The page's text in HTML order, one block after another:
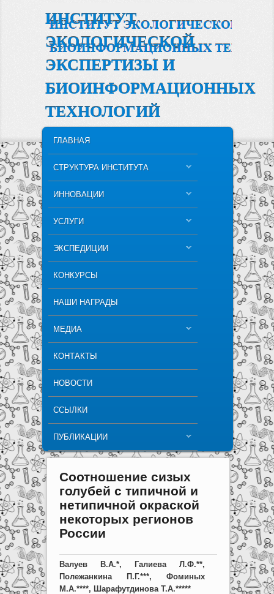
ИНСТИТУТ
ЭКОЛОГИЧЕСКОЙ
ЭКСПЕРТИЗЫ И
БИОИНФОРМАЦИОННЫХ
ТЕХНОЛОГИЙ
SKIP TO PRIMARY CONTENT
SKIP TO SECONDARY CONTENT
ГЛАВНАЯ
СТРУКТУРА ИНСТИТУТА
ИННОВАЦИИ
УСЛУГИ
ЭКСПЕДИЦИИ
КОНКУРСЫ
НАШИ НАГРАДЫ
МЕДИА
КОНТАКТЫ
НОВОСТИ
ССЫЛКИ
ПУБЛИКАЦИИ
Соотношение сизых
голубей с типичной и
нетипичной окраской
некоторых регионов
России
Валуев В.А.*, Галиева Л.Ф.**,
Полежанкина П.Г.***, Фоминых
М.А.****, Шарафутдинова Т.А.*****